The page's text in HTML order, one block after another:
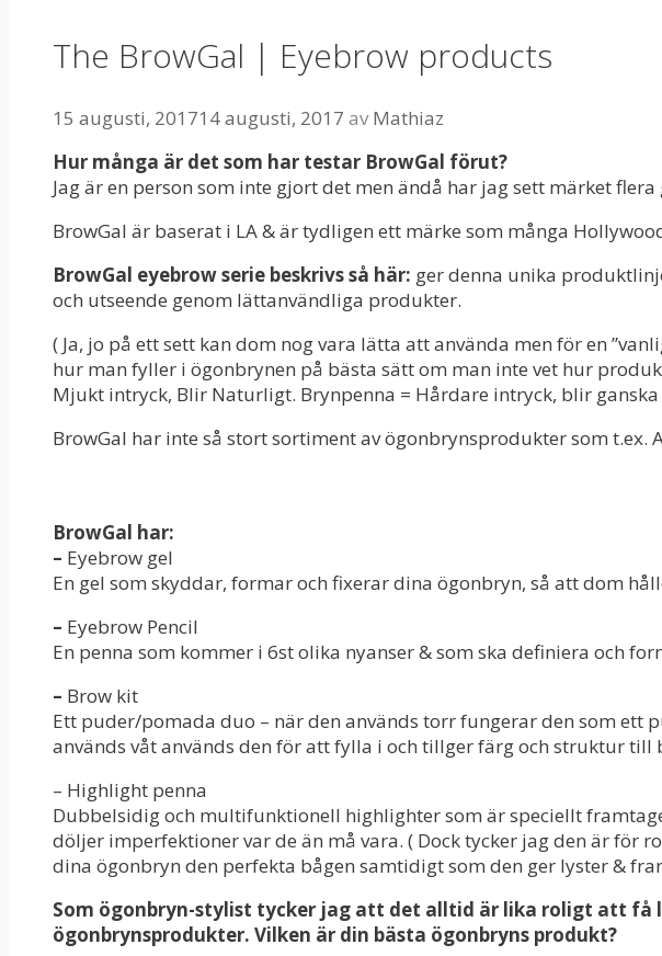
The BrowGal | Eyebrow products
15 augusti, 201714 augusti, 2017 avMathiaz
Hur många är det som har testar BrowGal förut?
Jag är en person som inte gjort det men ändå har jag sett märket flera
BrowGal är baserat i LA & är tydligen ett märke som många
BrowGal eyebrow serie beskrivs så här: ger denna unika
och utseende genom lättanvändliga produkter.
( Ja, jo på ett sett kan dom nog vara lätta att använda men för en
hur man fyller i ögonbrynen på bästa sätt om man inte vet hur
Mjukt intryck, Blir Naturligt. Brynpenna = Hårdare intryck, blir ganska
BrowGal har inte så stort sortiment av ögonbrynsprodukter som
BrowGal har:
– Eyebrow gel
En gel som skyddar, formar och fixerar dina ögonbryn, så att dom
– Eyebrow Pencil
En penna som kommer i 6st olika nyanser & som ska definiera och
– Brow kit
Ett puder/pomada duo – när den används torr fungerar den som ett
används våt används den för att fylla i och tillger färg och struktur till
– Highlight penna
Dubbelsidig och multifunktionell highlighter som är speciellt
döljer imperfektioner var de än må vara. ( Dock tycker jag den är för
dina ögonbryn den perfekta bågen samtidigt som den ger lyster &
Som ögonbryn-stylist tycker jag att det alltid är lika roligt att få
ögonbrynsprodukter. Vilken är din bästa ögonbryns produkt?